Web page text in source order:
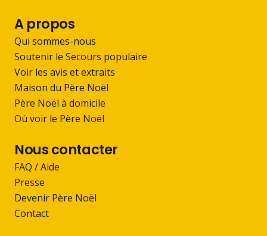
A propos
Qui sommes-nous
Soutenir le Secours populaire
Voir les avis et extraits
Maison du Père Noël
Père Noël à domicile
Où voir le Père Noël
Nous contacter
FAQ / Aide
Presse
Devenir Père Noël
Contact